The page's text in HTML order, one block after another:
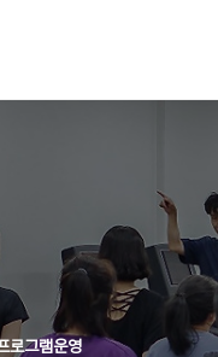
로그램운영